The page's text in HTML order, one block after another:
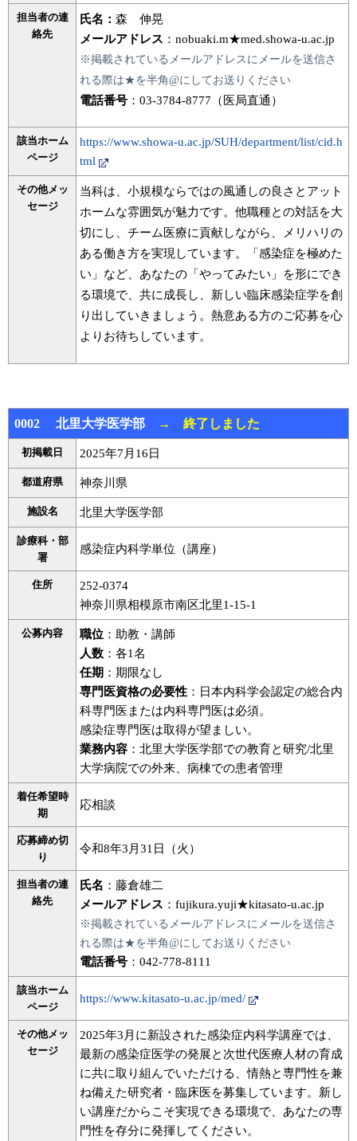
担当者の連
絡先
氏名： 森 伸晃
メールアドレス ：nobuaki.m★med.showa-u.ac.jp
※掲載されているメールアドレスにメールを送信さ
れる際は★を半角@にしてお送りください
電話番号 ：03-3784-8777（医局直通）
該当ホーム
ページ
https://www.showa-u.ac.jp/SUH/department/list/cid.h
tml
その他メッ
セージ
当科は、小規模ならではの風通しの良さとアット
ホームな雰囲気が魅力です。他職種との対話を大
切にし、チーム医療に貢献しながら、メリハリの
ある働き方を実現しています。「感染症を極めた
い」など、あなたの「やってみたい」を形にでき
る環境で、共に成長し、新しい臨床感染症学を創
り出していきましょう。熱意ある方のご応募を心
よりお待ちしています。
0002 北里大学医学部 → 終了しました
初掲載日 2025年7月16日
都道府県 神奈川県
施設名 北里大学医学部
診療科・部
署
感染症内科学単位（講座）
住所
252-0374
神奈川県相模原市南区北里1-15-1
公募内容 職位 ：助教・講師
人数 ：各1名
任期 ：期限なし
専門医資格の必要性 ：日本内科学会認定の総合内
科専門医または内科専門医は必須。
感染症専門医は取得が望ましい。
業務内容 ：北里大学医学部での教育と研究/北里
大学病院での外来、病棟での患者管理
着任希望時
期
応相談
応募締め切
り
令和8年3月31日（火）
担当者の連
絡先
氏名 ：藤倉雄二
メールアドレス ：fujikura.yuji★kitasato-u.ac.jp
※掲載されているメールアドレスにメールを送信さ
れる際は★を半角@にしてお送りください
電話番号 ：042-778-8111
該当ホーム
ページ
https://www.kitasato-u.ac.jp/med/
その他メッ
セージ
2025年3月に新設された感染症内科学講座では、
最新の感染症医学の発展と次世代医療人材の育成
に共に取り組んでいただける、情熱と専門性を兼
ね備えた研究者・臨床医を募集しています。新し
い講座だからこそ実現できる環境で、あなたの専
門性を存分に発揮してください。